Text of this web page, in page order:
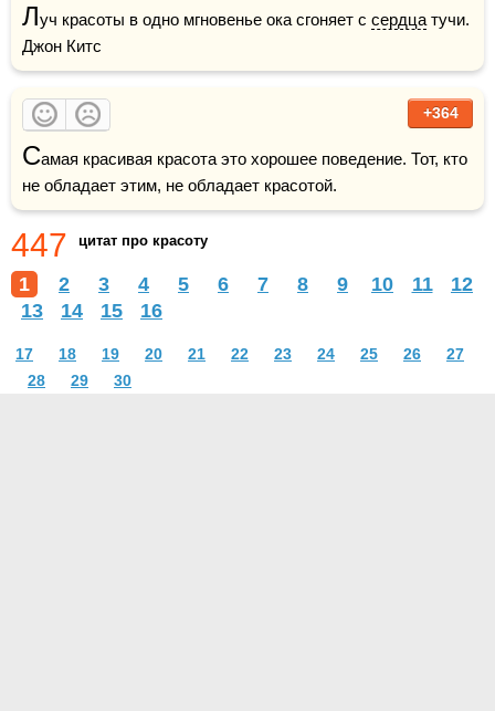
Луч красоты в одно мгновенье ока сгоняет с сердца тучи.
Джон Китс
+364
Самая красивая красота это хорошее поведение. Тот, кто
не обладает этим, не обладает красотой.
447 цитат про красоту
1 2 3 4 5 6 7 8 9 10 11
12
13
14 15 16
17 18 19 20 21 22 23 24 25 26
27
28
29 30